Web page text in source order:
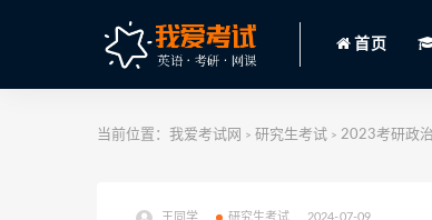
首页
当前位置： 我爱考试网 > 研究生考试 > 2023考研政
王同学 研究生考试 2024-07-09